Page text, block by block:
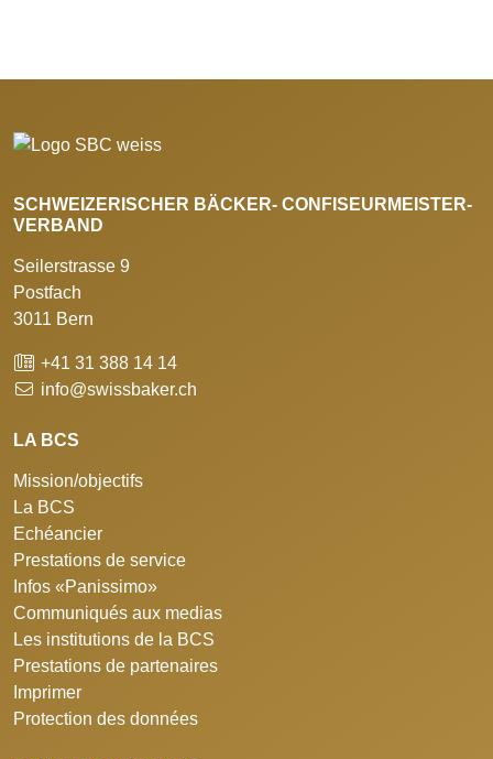
SCHWEIZERISCHER BÄCKER- CONFISEURMEISTER-
VERBAND
Seilerstrasse 9
Postfach
3011 Bern
+41 31 388 14 14
info@swissbaker.ch
LA BCS
Mission/objectifs
La BCS
Echéancier
Prestations de service
Infos «Panissimo»
Communiqués aux medias
Les institutions de la BCS
Prestations de partenaires
Imprimer
Protection des données